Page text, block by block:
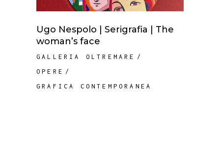
Ugo Nespolo | Serigrafia | The
woman’s face
GALLERIA OLTREMARE
OPERE
GRAFICA CONTEMPORANEA